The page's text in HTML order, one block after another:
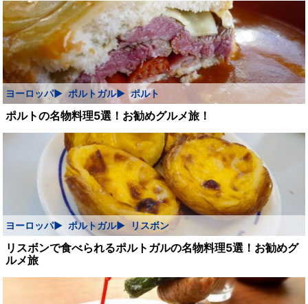
ヨーロッパ ポルトガル ポルト
ポルトの名物料理5選！お勧めグルメ旅！
ヨーロッパ ポルトガル リスボン
リスボンで食べられるポルトガルの名物料理5選！お勧めグ
ルメ旅